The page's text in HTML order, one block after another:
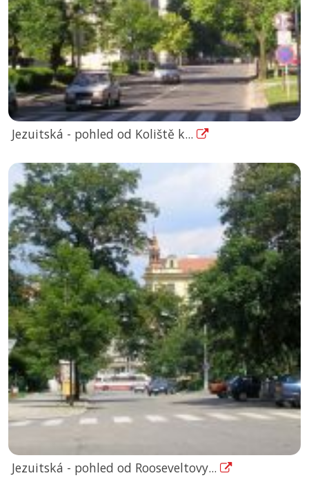
Jezuitská - pohled od Koliště k...
Jezuitská - pohled od Rooseveltovy...